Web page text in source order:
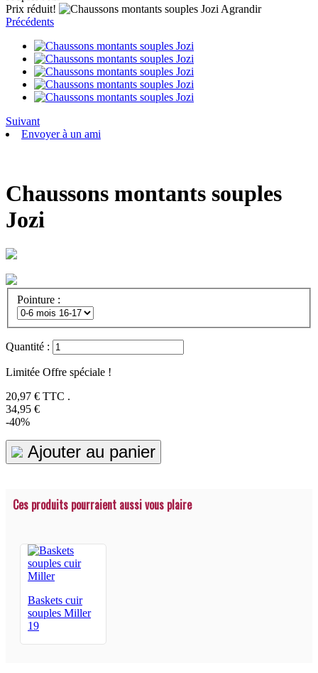
Prix ​​réduit!
Agrandir
Précédents
Suivant
Envoyer à un ami
Chaussons montants souples
Jozi
Pointure :
Quantité :
Limitée Offre spéciale !
20,97 € TTC .
34,95 €
-40%
Ajouter au panier
Ces produits pourraient aussi vous plaire
Baskets cuir
souples Miller
19